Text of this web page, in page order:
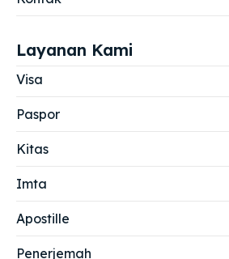
Layanan Kami
Visa
Paspor
Kitas
Imta
Apostille
Penerjemah